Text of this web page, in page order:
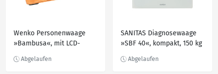
Wenko Personenwaage
»Bambusa«, mit LCD-
SANITAS Diagnosewaage
»SBF 40«, kompakt, 150 kg